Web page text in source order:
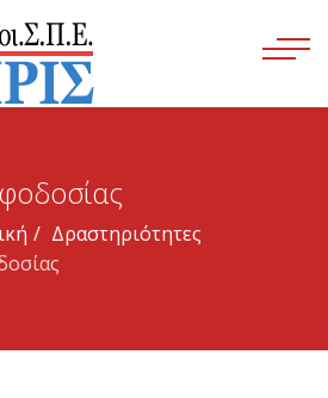
Δραστηριότητες